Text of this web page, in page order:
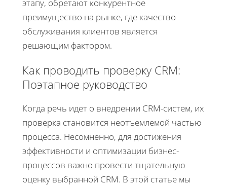
этапу, обретают конкурентное
преимущество на рынке, где качество
обслуживания клиентов является
решающим фактором.
Как проводить проверку CRM:
Поэтапное руководство
Когда речь идет о внедрении CRM-систем, их
проверка становится неотъемлемой частью
процесса. Несомненно, для достижения
эффективности и оптимизации бизнес-
процессов важно провести тщательную
оценку выбранной CRM. В этой статье мы